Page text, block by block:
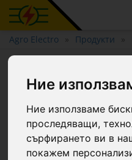
Ние
Ние използваме
проследяващи,
сърфирането ви в
покажем
Agro Electro Продукти
Стъргалка за
права, 55 см